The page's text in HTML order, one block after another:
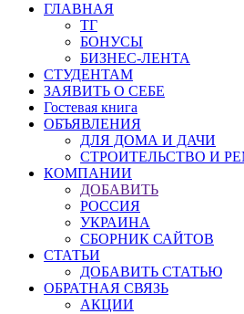
ГЛАВНАЯ
ТГ
БОНУСЫ
БИЗНЕС-ЛЕНТА
СТУДЕНТАМ
ЗАЯВИТЬ О СЕБЕ
Гостевая книга
ОБЪЯВЛЕНИЯ
ДЛЯ ДОМА И ДАЧИ
СТРОИТЕЛЬСТВО И
КОМПАНИИ
ДОБАВИТЬ
РОССИЯ
УКРАИНА
СБОРНИК САЙТОВ
СТАТЬИ
ДОБАВИТЬ СТАТЬЮ
ОБРАТНАЯ СВЯЗЬ
АКЦИИ